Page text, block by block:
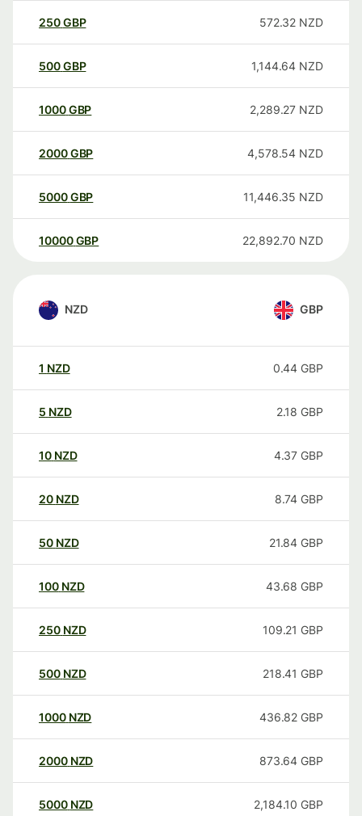
250GBP 572.32 NZD
500GBP 1,144.64 NZD
1000GBP 2,289.27 NZD
2000GBP 4,578.54 NZD
5000GBP 11,446.35 NZD
10000 GBP 22,892.70 NZD
NZD GBP
1 NZD 0.44 GBP
5 NZD 2.18 GBP
10 NZD 4.37 GBP
20 NZD 8.74 GBP
50 NZD 21.84 GBP
100 NZD 43.68 GBP
250 NZD 109.21 GBP
500 NZD 218.41 GBP
1000 NZD 436.82 GBP
2000 NZD 873.64 GBP
5000 NZD 2,184.10 GBP